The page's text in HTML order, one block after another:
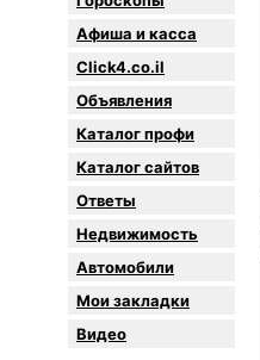
Афиша и касса
Click4.co.il
Объявления
Каталог профи
Каталог сайтов
Oтветы
Недвижимость
Автомобили
Мои закладки
Видео